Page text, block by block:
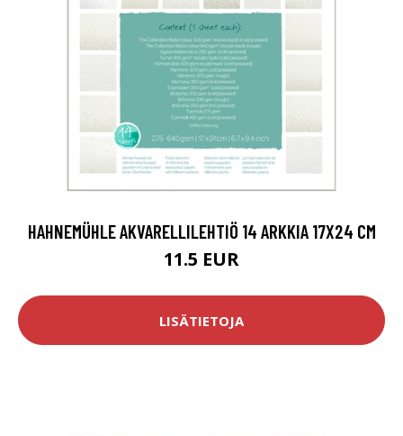
HAHNEMÜHLE AKVARELLILEHTIÖ 14 ARKKIA 17X24 CM
11.5 EUR
LISÄTIETOJA